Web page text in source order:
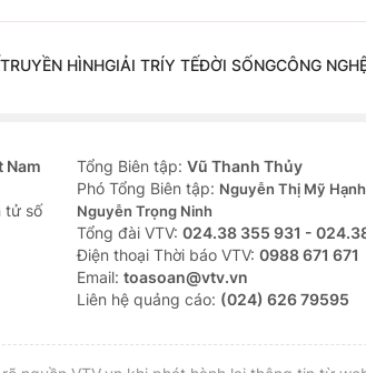
TRUYỀN HÌNHGIẢI TRÍY TẾĐỜI SỐNGCÔNG
Nam
tử số
Tổng Biên tập: Vũ Thanh Thủy
Phó Tổng Biên tập: Nguyễn Thị Mỹ
Nguyễn Trọng Ninh
Tổng đài VTV: 024.38 355 931 -
Ðiện thoại Thời báo VTV: 0988 671 671
Email: toasoan@vtv.vn
Liên hệ quảng cáo: (024) 626 79595